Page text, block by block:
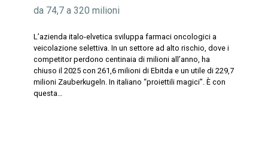
da 74,7 a 320 milioni
L’azienda italo-elvetica sviluppa farmaci oncologici a
veicolazione selettiva. In un settore ad alto rischio, dove i
competitor perdono centinaia di milioni all’anno, ha
chiuso il 2025 con 261,6 milioni di Ebitda e un utile di 229,7
milioni Zauberkugeln. In italiano “proiettili magici”. È con
questa…